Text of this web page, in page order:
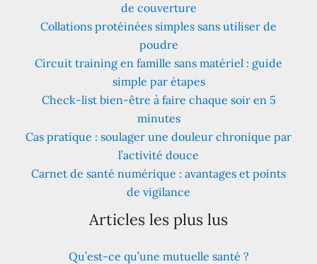
de couverture
Collations protéinées simples sans utiliser de
poudre
Circuit training en famille sans matériel : guide
simple par étapes
Check-list bien-être à faire chaque soir en 5
minutes
Cas pratique : soulager une douleur chronique par
l’activité douce
Carnet de santé numérique : avantages et points
de vigilance
Articles les plus lus
Qu’est-ce qu’une mutuelle santé ?